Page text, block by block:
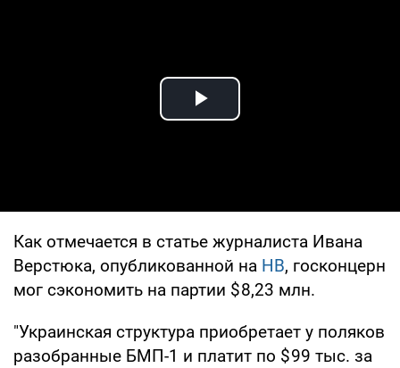
Play Video
Как отмечается в статье журналиста Ивана
Верстюка, опубликованной на НВ, госконцерн
мог сэкономить на партии $ 8,23 млн.
"Украинская структура приобретает у поляков
разобранные БМП-1 и платит по $ 99 тыс. за